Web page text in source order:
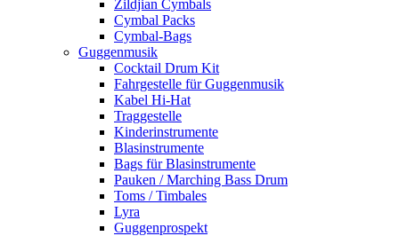
Zildjian Cymbals
Cymbal Packs
Cymbal-Bags
Guggenmusik
Cocktail Drum Kit
Fahrgestelle für Guggenmusik
Kabel Hi-Hat
Traggestelle
Kinderinstrumente
Blasinstrumente
Bags für Blasinstrumente
Pauken / Marching Bass Drum
Toms / Timbales
Lyra
Guggenprospekt